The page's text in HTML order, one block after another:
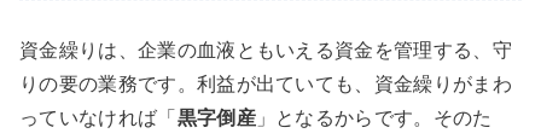
資金繰りは、企業の血液ともいえる資金を管理する、守
りの要の業務です。利益が出ていても、資金繰りがまわ
っていなければ「 黒字倒産」となるからです。そのた